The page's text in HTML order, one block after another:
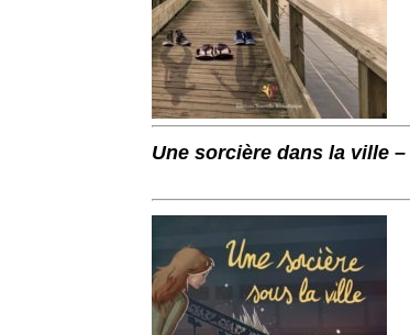
Une sorcière dans la ville –